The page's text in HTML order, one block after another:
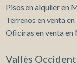
Pisos en alquiler en
Terrenos en venta
Oficinas en venta en
Vallès